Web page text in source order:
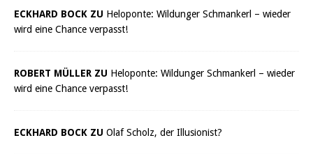
ECKHARD BOCK ZU Heloponte: Wildunger Schmankerl – wieder
wird eine Chance verpasst!
ROBERT MÜLLER ZU Heloponte: Wildunger Schmankerl – wieder
wird eine Chance verpasst!
ECKHARD BOCK ZU Olaf Scholz, der Illusionist?